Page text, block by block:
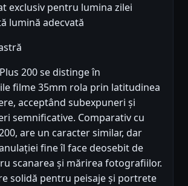
exclusiv pentru lumina zilei
lumină adecvată
200 se distinge în
filme 35mm rola prin latitudinea
acceptând subexpuneri și
semnificative. Comparativ cu
are un caracter similar, dar
fine îl face deosebit de
scanarea și mărirea fotografiilor.
solidă pentru peisaje și portrete